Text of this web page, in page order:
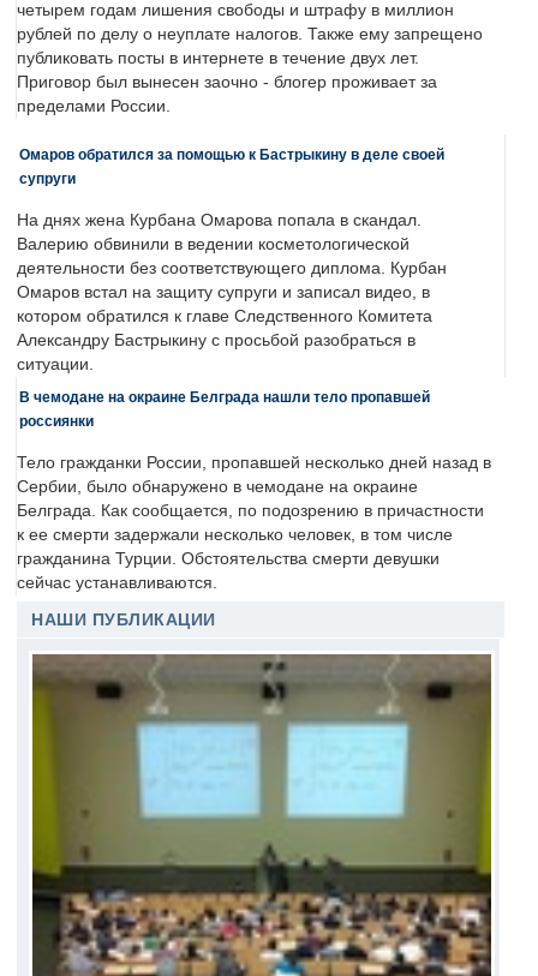
четырем годам лишения свободы и штрафу в миллион
рублей по делу о неуплате налогов. Также ему запрещено
публиковать посты в интернете в течение двух лет.
Приговор был вынесен заочно - блогер проживает за
пределами России.
Омаров обратился за помощью к Бастрыкину в деле своей
супруги
На днях жена Курбана Омарова попала в скандал.
Валерию обвинили в ведении косметологической
деятельности без соответствующего диплома. Курбан
Омаров встал на защиту супруги и записал видео, в
котором обратился к главе Следственного Комитета
Александру Бастрыкину с просьбой разобраться в
ситуации.
В чемодане на окраине Белграда нашли тело пропавшей
россиянки
Тело гражданки России, пропавшей несколько дней назад в
Сербии, было обнаружено в чемодане на окраине
Белграда. Как сообщается, по подозрению в причастности
к ее смерти задержали несколько человек, в том числе
гражданина Турции. Обстоятельства смерти девушки
сейчас устанавливаются.
НАШИ ПУБЛИКАЦИИ